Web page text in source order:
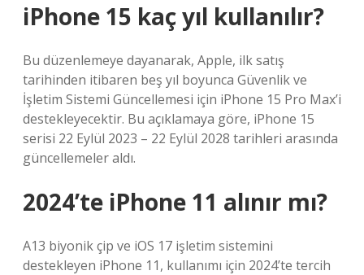
iPhone 15 kaç yıl kullanılır?
Bu düzenlemeye dayanarak, Apple, ilk satış
tarihinden itibaren beş yıl boyunca Güvenlik ve
İşletim Sistemi Güncellemesi için iPhone 15 Pro Max’i
destekleyecektir. Bu açıklamaya göre, iPhone 15
serisi 22 Eylül 2023 – 22 Eylül 2028 tarihleri ​​arasında
güncellemeler aldı.
2024’te iPhone 11 alınır mı?
A13 biyonik çip ve iOS 17 işletim sistemini
destekleyen iPhone 11, kullanımı için 2024’te tercih